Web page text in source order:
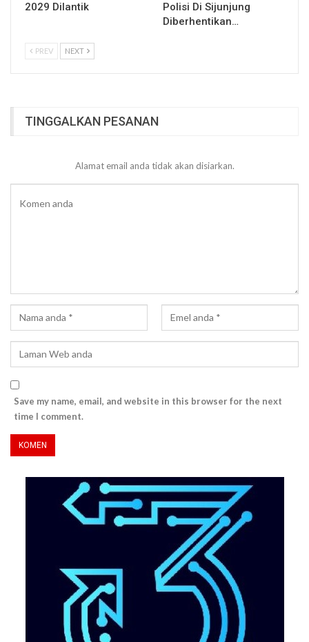
2029 Dilantik
Polisi Di Sijunjung
Diberhentikan…
PREV NEXT
TINGGALKAN PESANAN
Alamat email anda tidak akan disiarkan.
Save my name, email, and website in this browser for the next
time I comment.